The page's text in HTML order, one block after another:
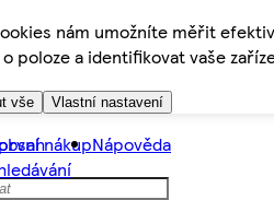
nám umožníte měřit
poloze a identifikovat vaše
vše Vlastní nastavení
nákupNápověda